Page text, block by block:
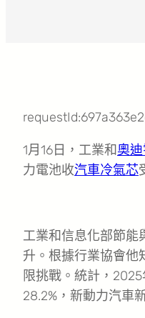
1月16日，工業和奧
力電池收汽車冷氣芯
工業和信息化部節能
升。根據行業協會他
限挑戰。統計，
28.2%，新動力汽車